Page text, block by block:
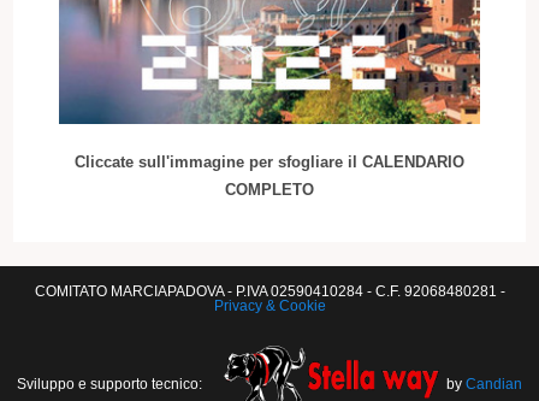
Cliccate sull'immagine per sfogliare il CALENDARIO
COMPLETO
COMITATO MARCIAPADOVA - P.IVA 02590410284 - C.F. 92068480281 -
Privacy & Cookie
Sviluppo e supporto tecnico: by Candian